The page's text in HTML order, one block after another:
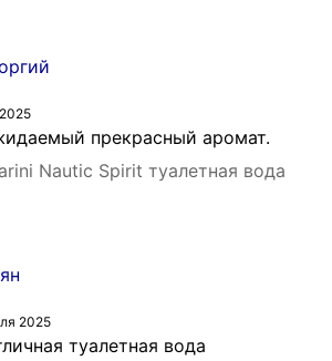
прекрасный аромат.
Nautic Spirit туалетная вода
2025
туалетная вода